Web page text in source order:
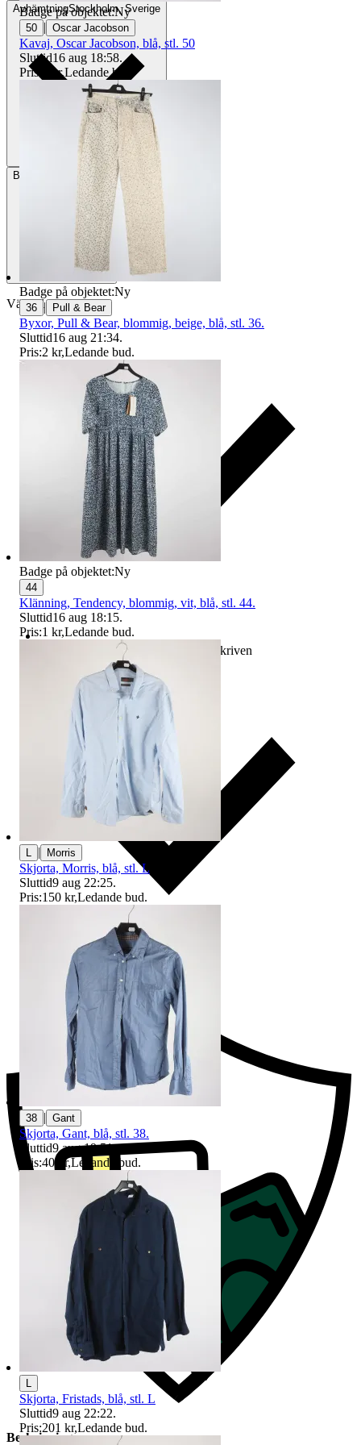
AvhämtningStockholm, Sverige
Betalning Via Tradera
Välj till köparskydd
Ersättning om varan inte är som beskriven
Ersättning om du inte får din vara
Beskrivning
Badge på objektet:Ny
50 | Oscar Jacobson
Kavaj, Oscar Jacobson, blå, stl. 50
Sluttid16 aug 18:58.
Pris:
1 kr,Ledande bud
Badge på objektet:Ny
36 | Pull & Bear
Byxor, Pull & Bear, blommig, beige, blå, stl. 36.
Sluttid16 aug 21:34.
Pris:2 kr,Ledande bud.
Badge på objektet:Ny
44
Klänning, Tendency, blommig, vit, blå, stl. 44.
Sluttid16 aug 18:15.
Pris:1 kr,Ledande bud.
| Morris
Skjorta, Morris, blå, stl. L
Sluttid9 aug 22:25.
Pris:150 kr,Ledande bud.
38 | Gant
Skjorta, Gant, blå, stl. 38.
Sluttid9 aug 19:51.
Pris:40 kr,Ledande bud.
Skjorta, Fristads, blå, stl. L
Sluttid9 aug 22:22.
Pris:201 kr,Ledande bud.